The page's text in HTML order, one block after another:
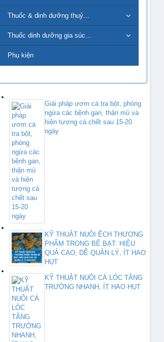
OXYGEN – V là dòng sản
phẩm...
THỨC ĂN HỖN HỢP
CẤP CHO...
Thuốc & dinh dưỡng thuỷ...
Thuốc dinh dưỡng gia súc...
Phụ kiện
Giải pháp ươm cá tra bột, phòng
ngừa các bệnh gan, thận mủ và
hiện tượng cá chết sau 15-20
ngày
KỸ THUẬT NUÔI ẾCH THƯƠNG
PHẨM TRONG BỂ BẠT: HIỆU
QUẢ CAO, DỄ QUẢN LÝ, ÍT HAO
HỤT
KỸ THUẬT NUÔI CÁ LÓC TĂNG
TRƯỞNG NHANH, ÍT HAO HỤT